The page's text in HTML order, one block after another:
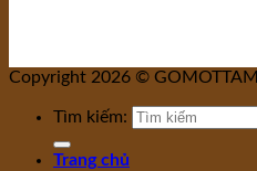
Copyright 2026 © GOMOTTAM
Tìm kiếm:
Trang chủ